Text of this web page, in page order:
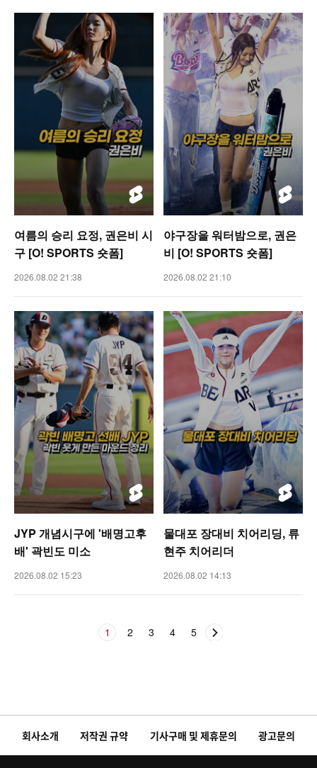
여름의 승리 요정, 권은비 시
구 [O! SPORTS 숏폼]
2026.08.02 21:38
야구장을 워터밤으로, 권은
비 [O! SPORTS 숏폼]
2026.08.02 21:10
JYP 개념시구에 '배명고후
배' 곽빈도 미소
2026.08.02 15:23
물대포 장대비 치어리딩, 류
현주 치어리더
2026.08.02 14:13
1 2 3 4 5
회사소개 저작권 규약 기사구매 및 제휴문의 광고문의